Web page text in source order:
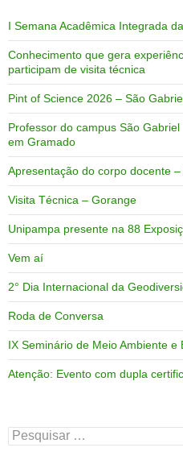
I Semana Acadêmica Integrada
Conhecimento que gera
participam de visita técnica
Pint of Science 2026 – São
Professor do campus São
em Gramado
Apresentação do corpo docente
Visita Técnica – Gorange
Unipampa presente na 88
Vem aí
2° Dia Internacional da
Roda de Conversa
IX Seminário de Meio Ambiente e
Atenção: Evento com dupla
Pesquisar
por: